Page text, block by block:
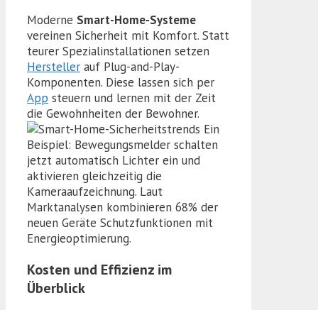
Moderne Smart-Home-Systeme
vereinen Sicherheit mit Komfort. Statt
teurer Spezialinstallationen setzen
Hersteller auf Plug-and-Play-
Komponenten. Diese lassen sich per
App steuern und lernen mit der Zeit
die Gewohnheiten der Bewohner.
Ein
Beispiel: Bewegungsmelder schalten
jetzt automatisch Lichter ein und
aktivieren gleichzeitig die
Kameraaufzeichnung. Laut
Marktanalysen kombinieren 68% der
neuen Geräte Schutzfunktionen mit
Energieoptimierung.
Kosten und Effizienz im
Überblick